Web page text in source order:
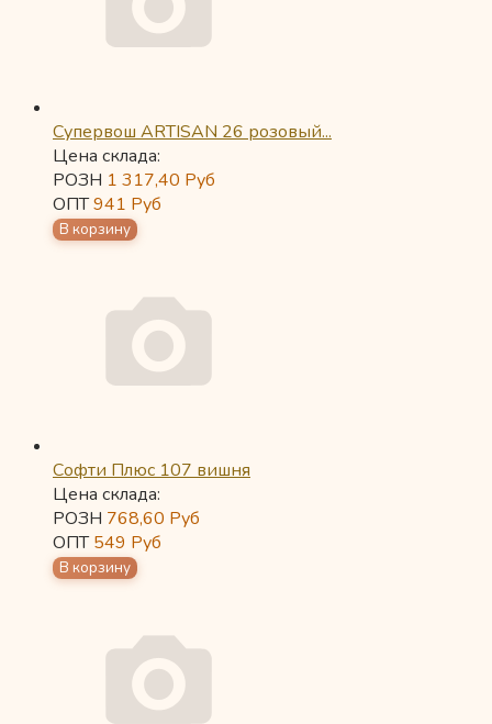
Супервош ARTISAN 26 розовый...
Цена склада:
РОЗН 1 317,40 Руб
ОПТ941 Руб
Софти Плюс 107 вишня
Цена склада:
РОЗН 768,60 Руб
ОПТ549 Руб